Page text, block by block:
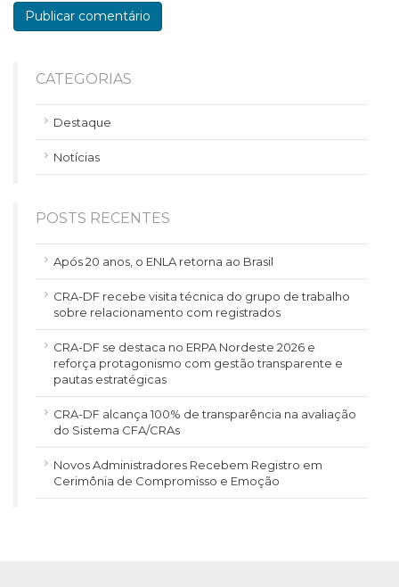
CATEGORIAS
Destaque
Notícias
POSTS RECENTES
Após 20 anos, o ENLA retorna ao Brasil
CRA-DF recebe visita técnica do grupo de trabalho
sobre relacionamento com registrados
CRA-DF se destaca no ERPA Nordeste 2026 e
reforça protagonismo com gestão transparente e
pautas estratégicas
CRA-DF alcança 100% de transparência na avaliação
do Sistema CFA/CRAs
Novos Administradores Recebem Registro em
Cerimônia de Compromisso e Emoção